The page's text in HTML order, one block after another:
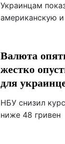
Украинцам
американскую
Валюта
жестко
для
НБУ снизил
ниже 48 гривен